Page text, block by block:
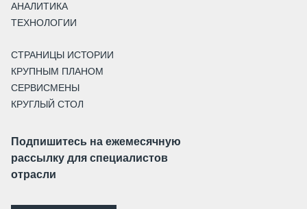
АНАЛИТИКА
ТЕХНОЛОГИИ
СТРАНИЦЫ ИСТОРИИ
КРУПНЫМ ПЛАНОМ
СЕРВИСМЕНЫ
КРУГЛЫЙ СТОЛ
Подпишитесь на ежемесячную
рассылку для специалистов
отрасли